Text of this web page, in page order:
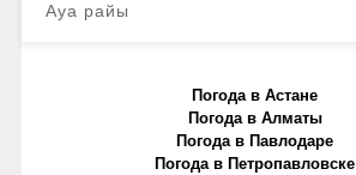
Ауа райы
Погода в Астане
Погода в Алматы
Погода в Павлодаре
Погода в Петропавловске